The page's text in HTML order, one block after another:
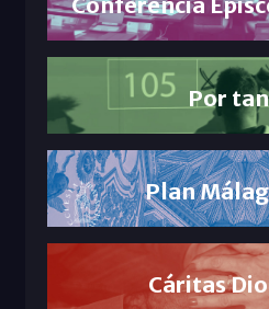
Por
Plan
Cáritas